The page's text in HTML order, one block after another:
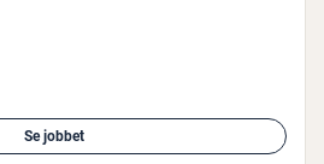
Se jobbet